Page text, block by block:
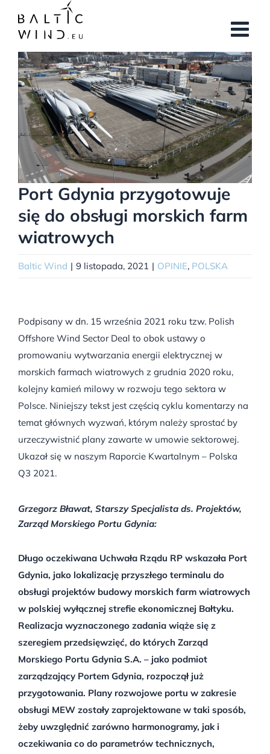
zawartości
Pokaż
większy
obrazek
Port Gdynia przygotowuje
się do obsługi morskich farm
wiatrowych
Baltic Wind | 9 listopada, 2021 | OPINIE, POLSKA
Podpisany w dn. 15 września 2021 roku tzw. Polish
Offshore Wind Sector Deal to obok ustawy o
promowaniu wytwarzania energii elektrycznej w
morskich farmach wiatrowych z grudnia 2020 roku,
kolejny kamień milowy w rozwoju tego sektora w
Polsce. Niniejszy tekst jest częścią cyklu komentarzy na
temat głównych wyzwań, którym należy sprostać by
urzeczywistnić plany zawarte w umowie sektorowej.
Ukazał się w naszym Raporcie Kwartalnym – Polska
Q3 2021.
Grzegorz Bławat, Starszy Specjalista ds. Projektów,
Zarząd Morskiego Portu Gdynia:
Długo oczekiwana Uchwała Rządu RP wskazała Port
Gdynia, jako lokalizację przyszłego terminalu do
obsługi projektów budowy morskich farm wiatrowych
w polskiej wyłącznej strefie ekonomicznej Bałtyku.
Realizacja wyznaczonego zadania wiąże się z
szeregiem przedsięwzięć, do których Zarząd
Morskiego Portu Gdynia S.A. – jako podmiot
zarządzający Portem Gdynia, rozpoczął już
przygotowania. Plany rozwojowe portu w zakresie
obsługi MEW zostały zaprojektowane w taki sposób,
żeby uwzględnić zarówno harmonogramy, jak i
oczekiwania co do parametrów technicznych,